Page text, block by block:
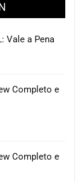
Vale a Pena
Completo e
Completo e